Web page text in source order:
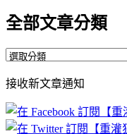
全部文章分類
全
文
章
分
接收新文章通知